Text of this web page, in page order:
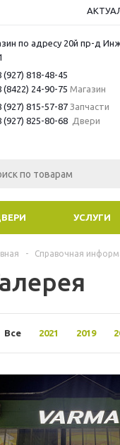
по адресу 20й пр-д
(927) 818-48-45
(8422) 24-90-75 Магазин
(927) 815-57-87 Запчасти
(927) 825-80-68 Двери
УСЛУГИ
- Справочная
Все 2021 2019